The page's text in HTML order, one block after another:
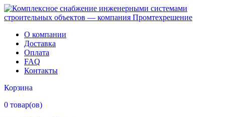
О компании
Доставка
Оплата
FAQ
Контакты
Корзина
0 товар(ов)